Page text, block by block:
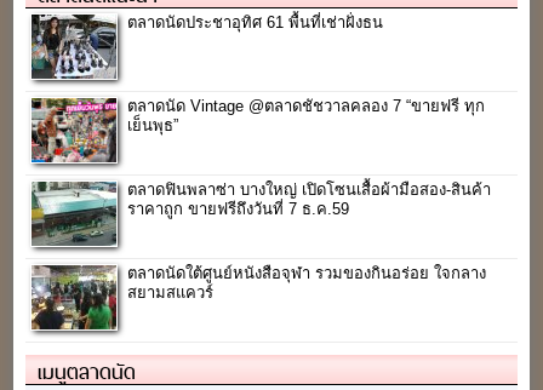
ตลาดนัดประชาอุทิศ 61 พื้นที่เช่าฝั่งธน
ตลาดนัด Vintage @ตลาดชัชวาลคลอง 7 “ขายฟรี ทุก
เย็นพุธ”
ตลาดฟินพลาซ่า บางใหญ่ เปิดโซนเสื้อผ้ามือสอง-สินค้า
ราคาถูก ขายฟรีถึงวันที่ 7 ธ.ค.59
ตลาดนัดใต้ศูนย์หนังสือจุฬา รวมของกินอร่อย ใจกลาง
สยามสแควร์
เมนูตลาดนัด